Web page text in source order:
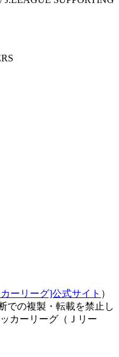
ーリーグ]公式サイト ）
での複製・転載を禁止し
カーリーグ（Ｊリー